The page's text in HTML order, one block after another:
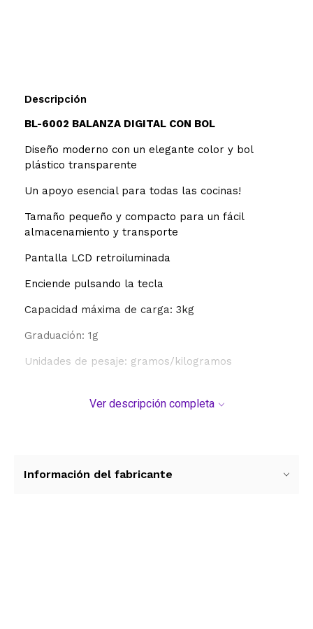
Descripción
BL-6002 BALANZA DIGITAL CON BOL
Diseño moderno con un elegante color y bol
plástico transparente
Un apoyo esencial para todas las cocinas!
Tamaño pequeño y compacto para un fácil
almacenamiento y transporte
Pantalla LCD retroiluminada
Enciende pulsando la tecla
Capacidad máxima de carga: 3kg
Graduación: 1g
Unidades de pesaje: gramos/kilogramos
Comandos por sensores táctiles
Ver descripción completa
Información del fabricante